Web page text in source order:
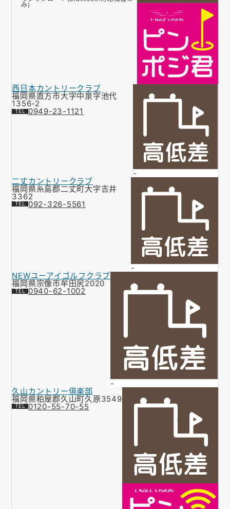
み)
西日本カントリークラブ
福岡県直方市大字中泉字池代
1356-2
0949-23-1121
-
二丈カントリークラブ
福岡県糸島郡二丈町大字吉井
3362
092-326-5561
-
NEWユーアイゴルフクラブ
福岡県宗像市牟田尻2020
0940-62-1002
-
久山カントリー倶楽部
福岡県粕屋郡久山町久原3549
0120-55-70-55